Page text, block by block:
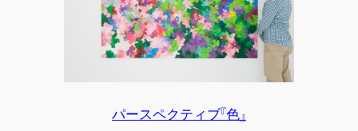
パースペクティブ『色』